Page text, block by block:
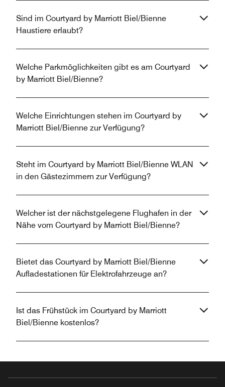
Sind im Courtyard by Marriott Biel/Bienne
Haustiere erlaubt?
Welche Parkmöglichkeiten gibt es am Courtyard
by Marriott Biel/Bienne?
Welche Einrichtungen stehen im Courtyard by
Marriott Biel/Bienne zur Verfügung?
Steht im Courtyard by Marriott Biel/Bienne WLAN
in den Gästezimmern zur Verfügung?
Welcher ist der nächstgelegene Flughafen in der
Nähe vom Courtyard by Marriott Biel/Bienne?
Bietet das Courtyard by Marriott Biel/Bienne
Aufladestationen für Elektrofahrzeuge an?
Ist das Frühstück im Courtyard by Marriott
Biel/Bienne kostenlos?